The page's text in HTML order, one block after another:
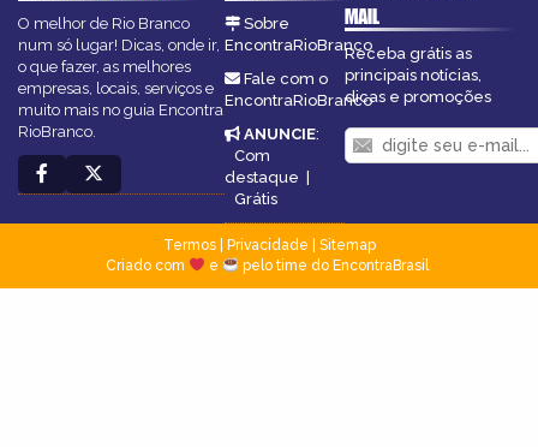
O melhor de Rio Branco
num só lugar! Dicas, onde ir,
o que fazer, as melhores
empresas, locais, serviços e
muito mais no guia Encontra
RioBranco.
Sobre
EncontraRioBranco
Fale com o
EncontraRioBranco
ANUNCIE:
Com
destaque |
Grátis
MAIL
Receba grátis as
principais notícias,
dicas e promoções
Termos| Privacidade
Sitemap
Criado com
e pelo time do EncontraBrasil